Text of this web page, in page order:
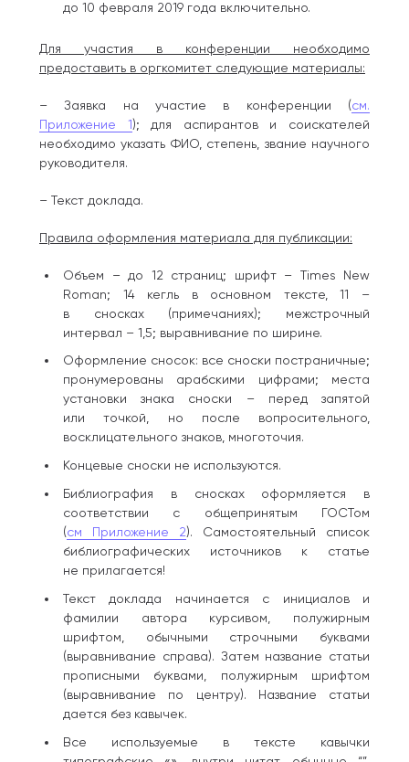
до 10 февраля 2019 года включительно.
Для участия в конференции необходимо
предоставить в оргкомитет следующие материалы:
– Заявка на участие в конференции (см.
Приложение 1); для аспирантов и соискателей
необходимо указать ФИО, степень, звание научного
руководителя.
– Текст доклада.
Правила оформления материала для публикации:
Объем – до 12 страниц; шрифт – Times New
Roman; 14 кегль в основном тексте, 11 –
в сносках (примечаниях); межстрочный
интервал – 1,5; выравнивание по ширине.
Оформление сносок: все сноски постраничные;
пронумерованы арабскими цифрами; места
установки знака сноски – перед запятой
или точкой, но после вопросительного,
восклицательного знаков, многоточия.
Концевые сноски не используются.
Библиография в сносках оформляется в
соответствии с общепринятым ГОСТом
(см Приложение 2). Самостоятельный список
библиографических источников к статье
не прилагается!
Текст доклада начинается с инициалов и
фамилии автора курсивом, полужирным
шрифтом, обычными строчными буквами
(выравнивание справа). Затем название статьи
прописными буквами, полужирным шрифтом
(выравнивание по центру). Название статьи
дается без кавычек.
Все используемые в тексте кавычки